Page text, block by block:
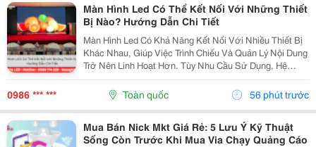
Màn Hình Led Có Thể Kết Nối Với Những Thiết
Bị Nào? Hướng Dẫn Chi Tiết
Màn Hình Led Có Khả Năng Kết Nối Với Nhiều Thiết Bị
Khác Nhau, Giúp Việc Trình Chiếu Và Quản Lý Nội Dung
Trở Nên Linh Hoạt Hơn. Tùy Nhu Cầu Sử Dụng, Hệ
Thống Có Thể Nhận Tín Hiệu Từ Máy Tính, Laptop,
Camera, Đầu Phát Hd/4K, Tv Box, Điện Thoại, Máy...
0986 *** *** Toàn quốc 56 phút trước
Mua Bán Nick Mkt Giá Rẻ: 5 Lưu Ý Kỹ Thuật
Sống Còn Trước Khi Mua Via Chạy Quảng Cáo